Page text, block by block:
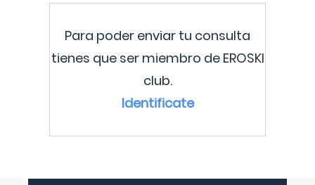
Para poder enviar tu consulta
tienes que ser miembro de EROSKI
club.
Identificate